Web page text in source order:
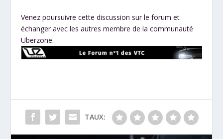
Venez poursuivre cette discussion sur le forum et
échanger avec les autres membre de la communauté
Uberzone.
TAUX: